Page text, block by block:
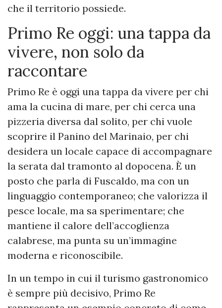
che il territorio possiede.
Primo Re oggi: una tappa da
vivere, non solo da
raccontare
Primo Re è oggi una tappa da vivere per chi
ama la cucina di mare, per chi cerca una
pizzeria diversa dal solito, per chi vuole
scoprire il Panino del Marinaio, per chi
desidera un locale capace di accompagnare
la serata dal tramonto al dopocena. È un
posto che parla di Fuscaldo, ma con un
linguaggio contemporaneo; che valorizza il
pesce locale, ma sa sperimentare; che
mantiene il calore dell’accoglienza
calabrese, ma punta su un’immagine
moderna e riconoscibile.
In un tempo in cui il turismo gastronomico
è sempre più decisivo, Primo Re